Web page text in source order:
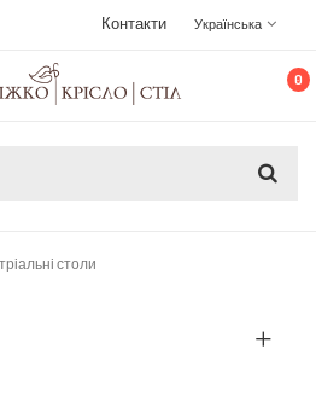
Українська
Контакти
0
столи